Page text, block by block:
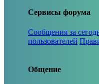
Сервисы форума
Сообщения за
пользователей
Общение